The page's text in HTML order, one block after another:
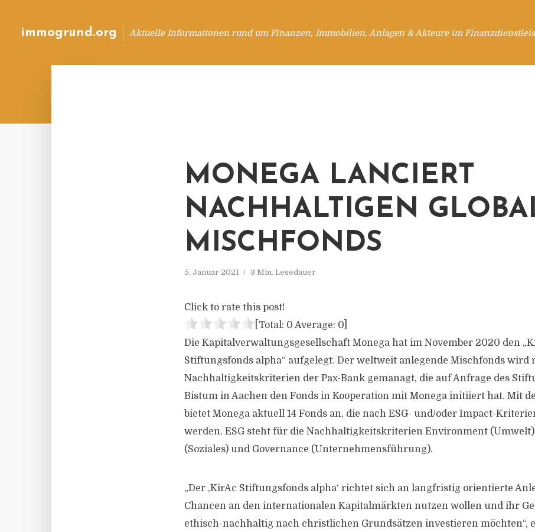
immogrund.org Aktuelle Informationen rund um Finanzen, Immobilien, Anlagen & Akteure im
MONEGA LANCIERT
NACHHALTIGEN
MISCHFONDS
5. Januar 2021 3 Min. Lesedauer
Click to rate this post!
[Total: 0 Average: 0
Die Kapitalverwaltungsgesellschaft Monega hat im November 2020 den
Stiftungsfonds alpha“ aufgelegt. Der weltweit anlegende Mischfonds wird
Nachhaltigkeitskriterien der Pax-Bank gemanagt, die auf Anfrage des
Bistum in Aachen den Fonds in Kooperation mit Monega initiiert hat. Mit
bietet Monega aktuell 14 Fonds an, die nach ESG- und/oder Impact-
werden. ESG steht für die Nachhaltigkeitskriterien Environment
(Soziales) und Governance (Unternehmensführung).
„Der ,KirAc Stiftungsfonds alpha‘ richtet sich an langfristig orientierte
Chancen an den internationalen Kapitalmärkten nutzen wollen und ihr
ethisch-nachhaltig nach christlichen Grundsätzen investieren möchten“,